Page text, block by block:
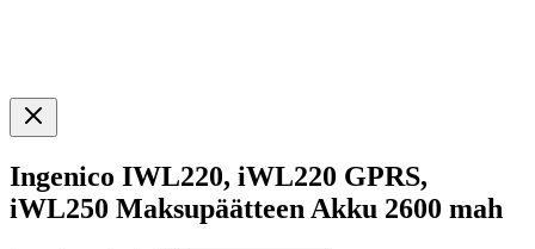
Ingenico IWL220, iWL220 GPRS,
iWL250 Maksupäätteen Akku 2600 mah